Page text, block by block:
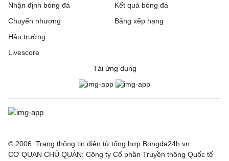
Riga FC 1 - 0 Gyori ETO
IFK Gothenburg Gent
Rakow Czestochowa
1 - 1
Ajax 2 - 0 Shelbourne
Nhận định bóng đá
Chuyển nhượng
Hậu trường
Livescore
Kết quả bóng đá
Bảng xếp hạng
Tải ứng dụng
© 2006. Trang thông tin điện tử tổng hợp Bongda24h.vn
CƠ QUAN CHỦ QUẢN: Công ty Cổ phần Truyền thông Quốc tế